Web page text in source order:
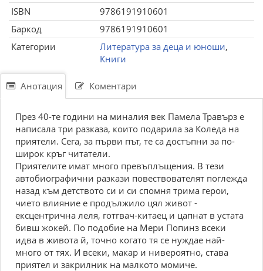
ISBN
9786191910601
Баркод
9786191910601
Категории
Литература за деца и юноши,
Книги
Анотация Коментари
През 40-те години на миналия век Памела Травърз е
написала три разказа, които подарила за Коледа на
приятели. Сега, за първи път, те са достъпни за по-
широк кръг читатели.
Приятелите имат много превъплъщения. В тези
автобиографични разкази повествователят поглежда
назад към детството си и си спомня трима герои,
чието влияние е продължило цял живот -
ексцентрична леля, готгвач-китаец и цапнат в устата
бивш жокей. По подобие на Мери Попинз всеки
идва в живота й, точно когато тя се нуждае най-
много от тях. И всеки, макар и нивероятно, става
приятел и закрилник на малкото момиче.